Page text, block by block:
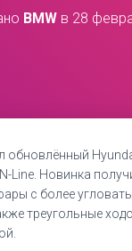
BMWв 28
обновлённый
Line. Новинка
с более
треугольные